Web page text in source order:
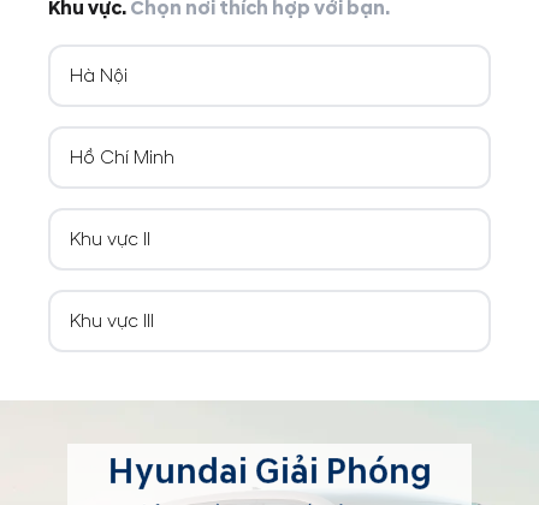
Khu vực. Chọn nơi thích hợp với bạn.
Hà Nội
Hồ Chí Minh
Khu vực II
Khu vực III
Hyundai Giải Phóng